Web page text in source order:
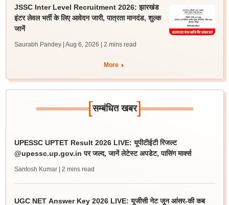
JSSC Inter Level Recruitment 2026: झारखंड
इंटर लेवल भर्ती के लिए आवेदन जारी, पात्रता मानदंड, शुल्क
जानें
Saurabh Pandey | Aug 6, 2026 | 2 mins read
More
[सम्बंधित खबर]
UPESSC UPTET Result 2026 LIVE: यूपीटीईटी रिजल्ट
@upessc.up.gov.in पर जल्द, जानें लेटेस्ट अपडेट, पासिंग मार्क्स
Santosh Kumar | 2 mins read
UGC NET Answer Key 2026 LIVE: यूजीसी नेट जून आंसर-की कब